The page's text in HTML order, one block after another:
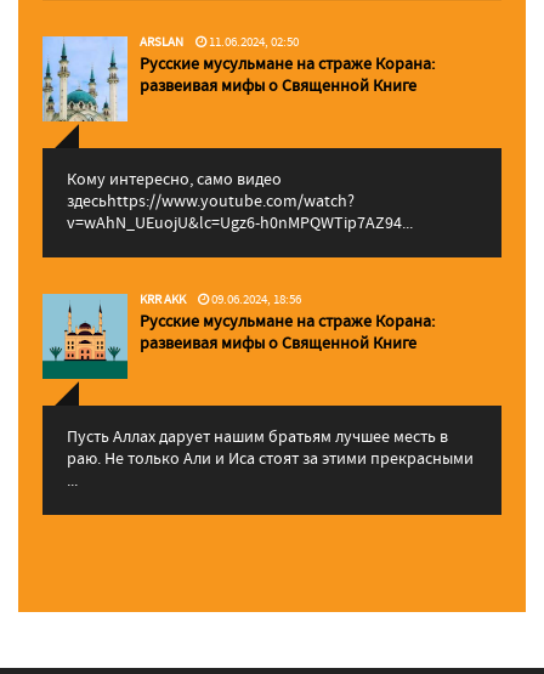
ARSLAN 11.06.2024, 02:50
Русские мусульмане на страже Корана:
pазвеивая мифы о Священной Книге
Кому интересно, само видео
здесьhttps://www.youtube.com/watch?
v=wAhN_UEuojU&lc=Ugz6-h0nMPQWTip7AZ94...
KRR AKK 09.06.2024, 18:56
Русские мусульмане на страже Корана:
pазвеивая мифы о Священной Книге
Пусть Аллах дарует нашим братьям лучшее месть в
раю. Не только Али и Иса стоят за этими прекрасными
...